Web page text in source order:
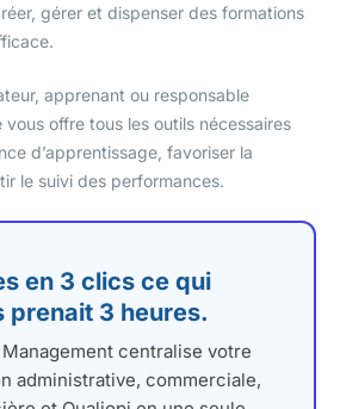
gérer et dispenser des formations
apprenant ou responsable
offre tous les outils nécessaires
d’apprentissage, favoriser la
le suivi des performances.
en 3 clics ce qui
prenait 3 heures.
centralise votre
administrative, commerciale,